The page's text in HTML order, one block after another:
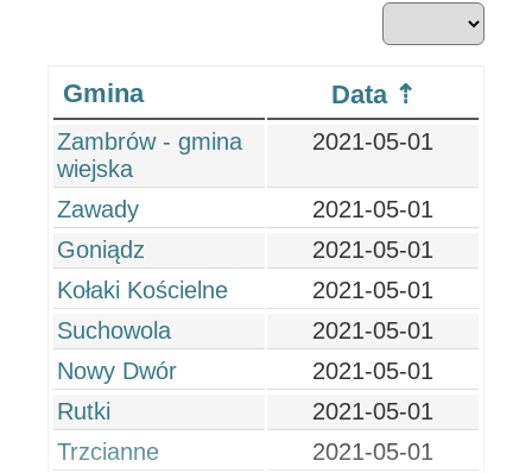
Gmina Data
Zambrów - gmina
wiejska
2021-05-01
Zawady
2021-05-01
Goniądz
2021-05-01
Kołaki Kościelne
2021-05-01
Suchowola
2021-05-01
Nowy Dwór
2021-05-01
Rutki
2021-05-01
Trzcianne
2021-05-01